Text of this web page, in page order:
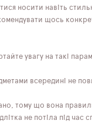
носити навіть
щось
увагу на такі
всередині не
тому що вона
не потіла під час